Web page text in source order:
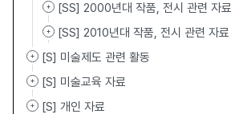
[SS] 2000년대 작품, 전시 관련 자료
[SS] 2010년대 작품, 전시 관련 자료
[S] 미술제도 관련 활동
[S] 미술교육 자료
[S] 개인 자료